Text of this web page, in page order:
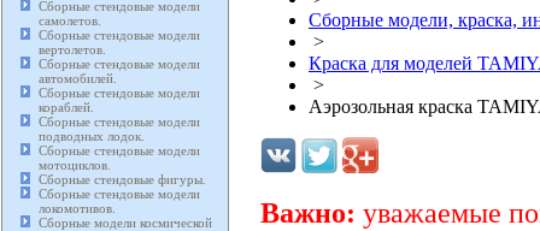
Сборные стендовые модели
самолетов.
Сборные стендовые модели
вертолетов.
Сборные стендовые модели
автомобилей.
Сборные стендовые модели
кораблей.
Сборные стендовые модели
подводных лодок.
Сборные стендовые модели
мотоциклов.
Сборные стендовые фигуры.
Сборные стендовые модели
локомотивов.
Сборные модели космической
Сборные модели, краска,
>
Краска для моделей
>
Аэрозольная краска
Важно: уважаемые